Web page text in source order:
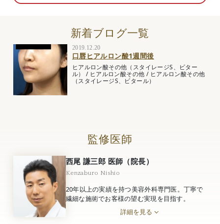
新着ブログ一覧
2019.12.20
口唇ヒアルロン酸1週間後
ヒアルロン酸その他（スタイレージS、ビター
ル）
/ ヒアルロン酸その他 / ヒアルロン酸その他
（スタイレージS、ビタール）
監修医師
西尾 謙三郎 医師（院長）
Kenzaburo Nishio
20年以上の実績を持つ美容外科専門医。丁寧で
繊細な施術でお客様の望む実現を目指す。
詳細を見る